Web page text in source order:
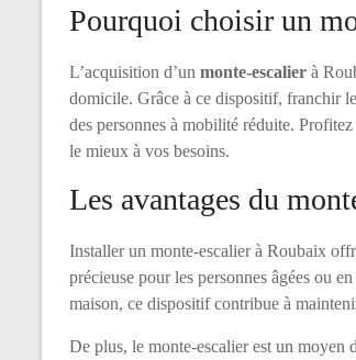
Pourquoi choisir un
L’acquisition d’un monte-escalier à
domicile. Grâce à ce dispositif, franchir
des personnes à mobilité réduite.
le mieux à vos besoins.
Les avantages du
Installer un monte-escalier à Roubaix
précieuse pour les personnes âgées ou
maison, ce dispositif contribue à
De plus, le monte-escalier est un moyen